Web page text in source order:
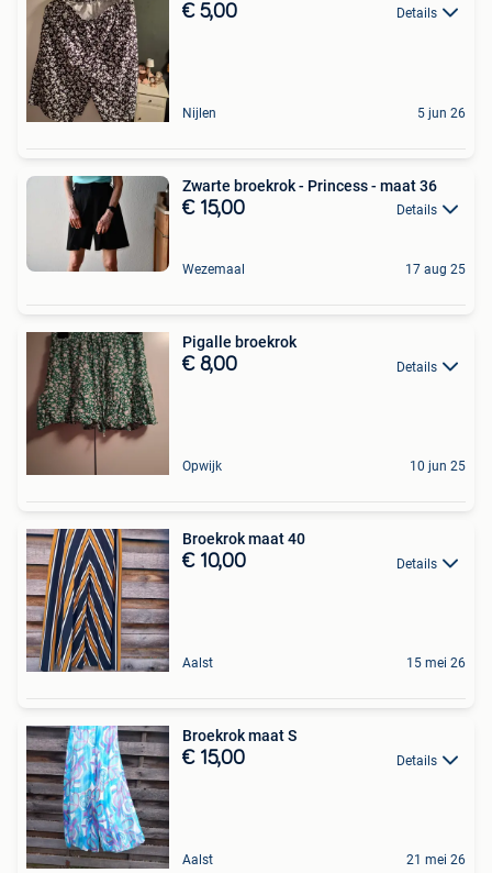
€ 5,00 Details
Nijlen 5 jun 26
Zwarte broekrok - Princess - maat 36
€ 15,00 Details
Wezemaal 17 aug 25
Pigalle broekrok
€ 8,00 Details
Opwijk 10 jun 25
Broekrok maat 40
€ 10,00 Details
Aalst 15 mei 26
Broekrok maat S
€ 15,00 Details
Aalst 21 mei 26